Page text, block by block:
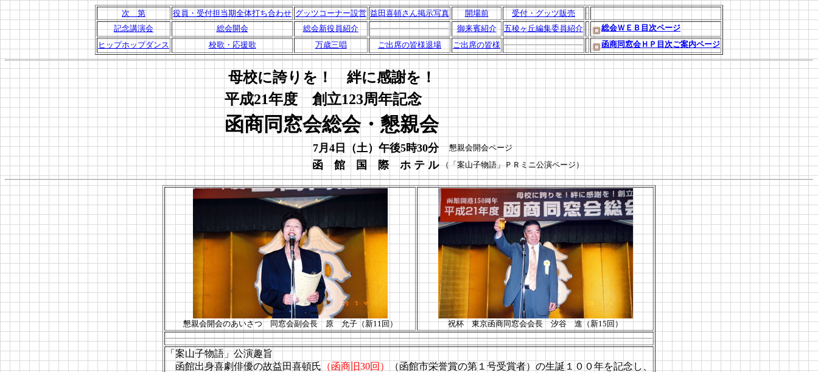
次 第 役員・受付担当期全体打ち合わせ グッツコーナー設営 益田喜頓さん掲示写真 開場前
受付・グッツ販売
記念講演会
総会開会 総会新役員紹介 御来賓紹介 五稜ヶ丘編集委員紹介
総会ＷＥＢ目次ページ
ヒップホップダンス
校歌・応援歌 万歳三唱 ご出席の皆様退場 ご出席の皆様 函商同窓会ＨＰ目次ご案内ページ
母校に誇りを！ 絆に感謝を！
平成21年度 創立123周年記念
函商同窓会総会・懇親会
7月4日（土）午後5時30分 懇親会開会ページ
函 館 国 際 ホ テ ル （「案山子物語」ＰＲミニ公演ページ）
懇親会開会のあいさつ 同窓会副会長 原 允子（新11回） 祝杯 東京函商同窓会会長 汐谷 進（新15回）
「案山子物語」公演趣旨
函館出身喜劇俳優の故益田喜頓氏 （函商旧30回）
（函館市栄誉賞の第１号受賞者）の生誕１００年を記念し、